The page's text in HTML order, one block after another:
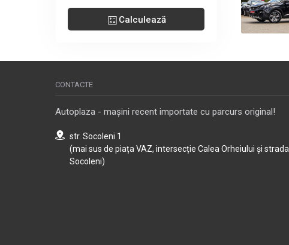
Calculează
CONTACTE
Autoplaza - mașini recent importate cu parcurs original!
str. Socoleni 1
(mai sus de piața VAZ, intersecție Calea Orheiului și strada
Socoleni)